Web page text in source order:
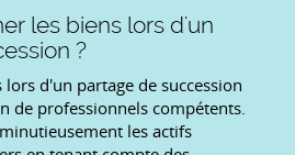
les biens lors d'un
?
d'un partage de succession
de professionnels compétents.
les actifs